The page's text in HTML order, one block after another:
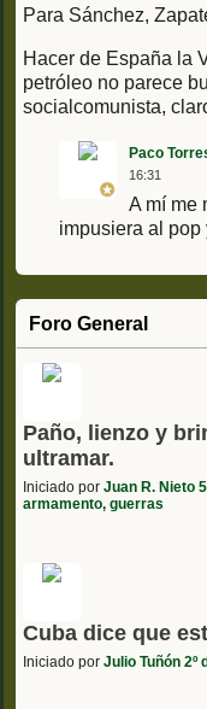
Para Sánchez,
Hacer de España la
petróleo no parece
socialcomunista,
Paco
16:31
A mí me
impusiera al pop
Foro General
Paño, lienzo y
ultramar.
Iniciado por Juan R. Nieto
armamento, guerras
Cuba dice que
Iniciado por Julio Tuñón 2º